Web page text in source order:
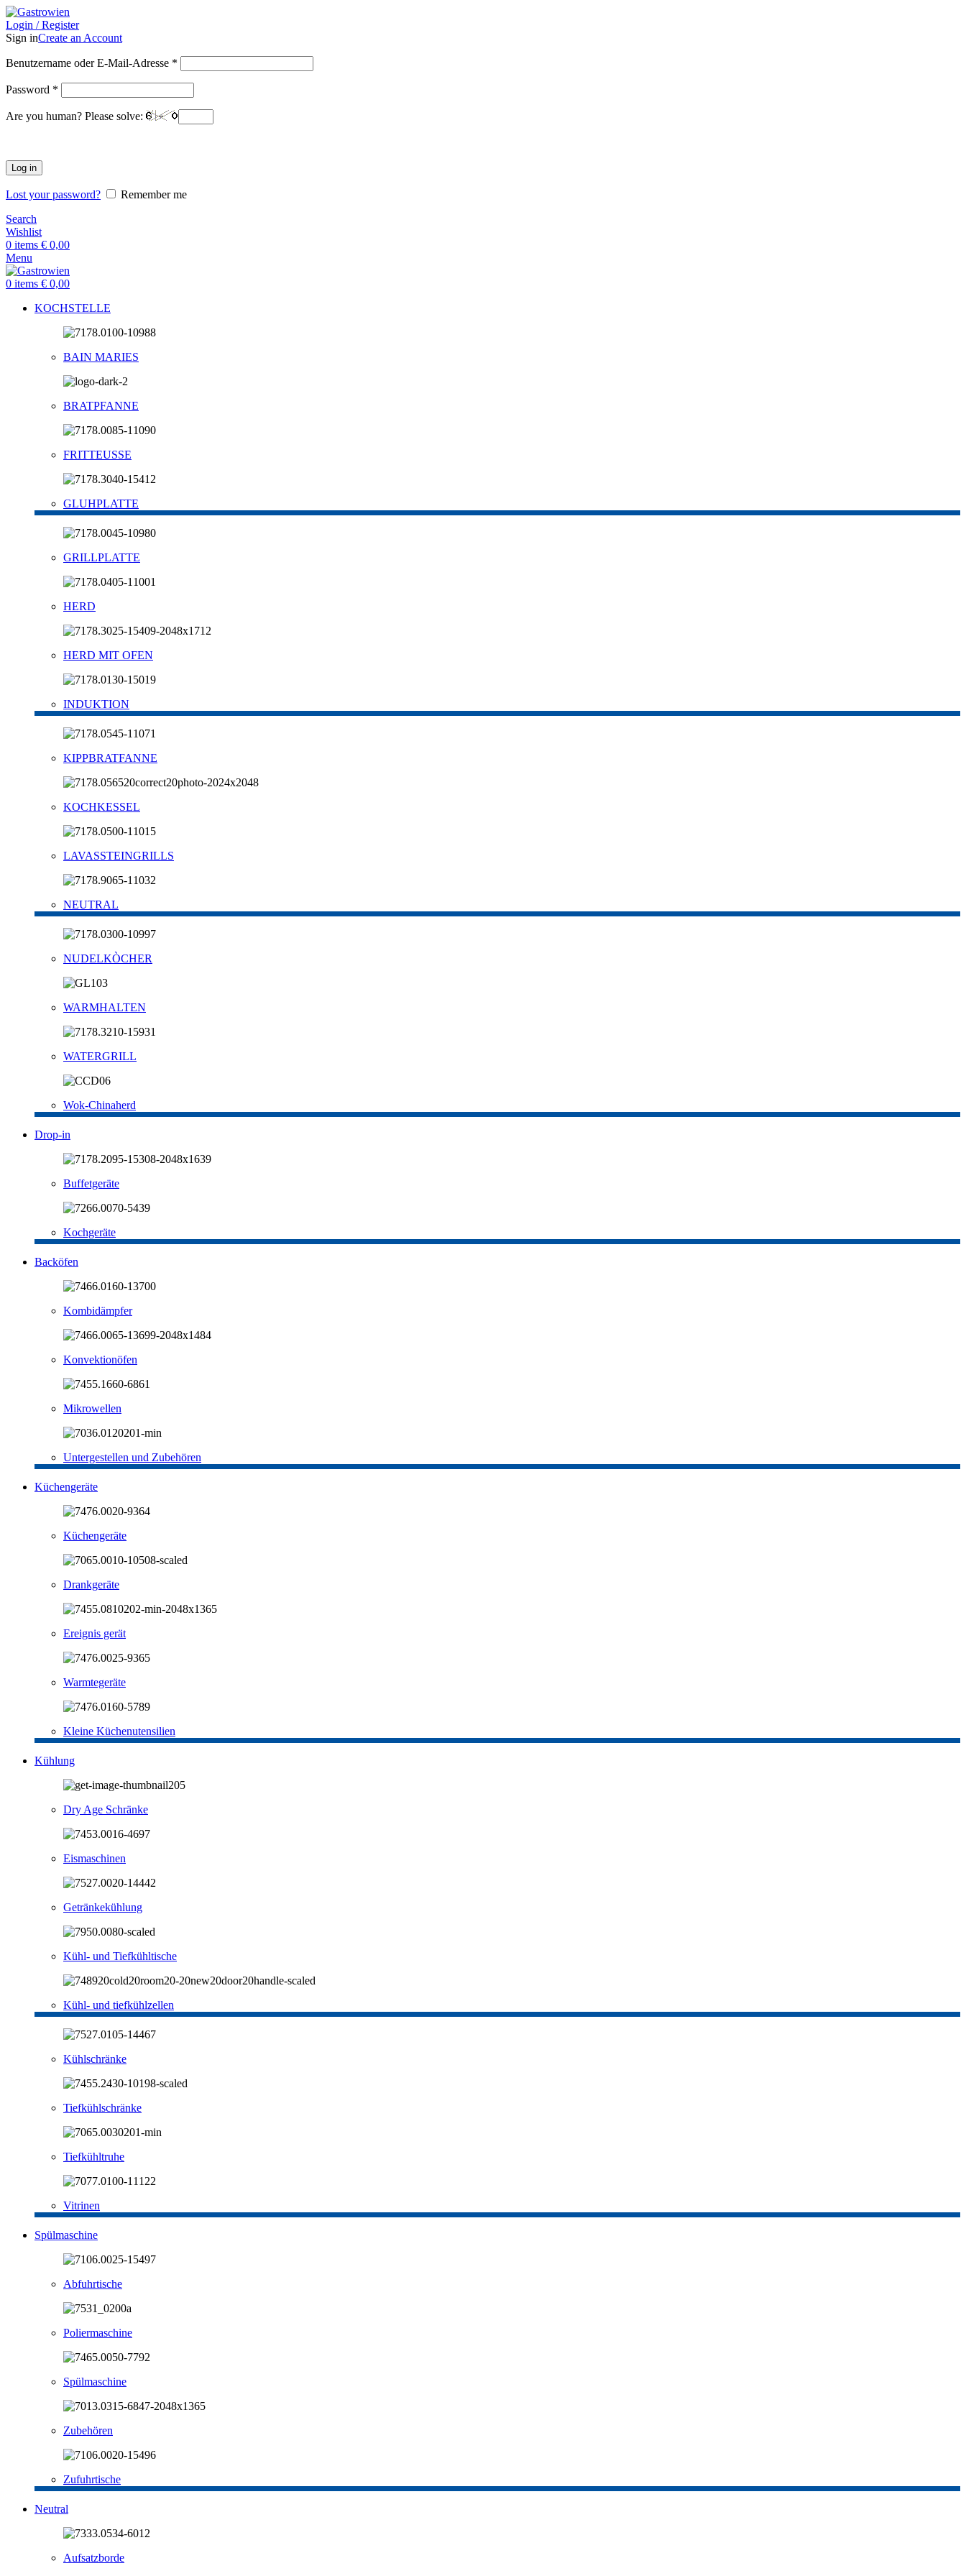
Login / Register
Sign inCreate an Account
Benutzername oder E-Mail-Adresse *
Password *
Are you human? Please solve:
Log in
Lost your password?
Remember me
Search
Wishlist
0 items € 0,00
Menu
0 items € 0,00
KOCHSTELLE
BAIN MARIES
BRATPFANNE
FRITTEUSSE
GLUHPLATTE
GRILLPLATTE
HERD
HERD MIT OFEN
INDUKTION
KIPPBRATFANNE
KOCHKESSEL
LAVASSTEINGRILLS
NEUTRAL
NUDELKÒCHER
WARMHALTEN
WATERGRILL
Wok-Chinaherd
Drop-in
Buffetgeräte
Kochgeräte
Backöfen
Kombidämpfer
Konvektionöfen
Mikrowellen
Untergestellen und Zubehören
Küchengeräte
Küchengeräte
Drankgeräte
Ereignis gerät
Warmtegeräte
Kleine Küchenutensilien
Kühlung
Dry Age Schränke
Eismaschinen
Getränkekühlung
Kühl- und Tiefkühltische
Kühl- und tiefkühlzellen
Kühlschränke
Tiefkühlschränke
Tiefkühltruhe
Vitrinen
Spülmaschine
Abfuhrtische
Poliermaschine
Spülmaschine
Zubehören
Zufuhrtische
Neutral
Aufsatzborde